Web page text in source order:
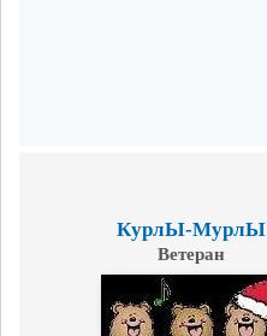
КурлЫ-МурлЫ
Ветеран